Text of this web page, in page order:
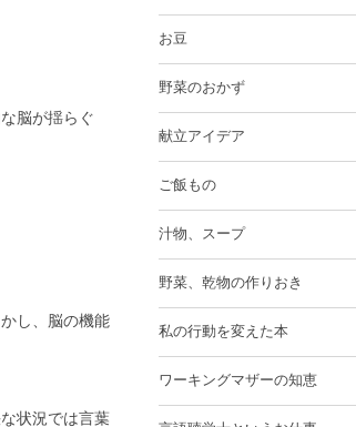
脳が揺らぐ
し、 脳の機能
状況では言葉
お豆
野菜のおかず
献立アイデア
ご飯もの
汁物、スープ
野菜、乾物の作りおき
私の行動を変えた本
ワーキングマザーの知恵